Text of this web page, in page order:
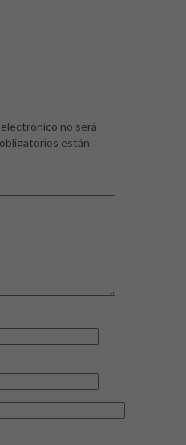
no será
están